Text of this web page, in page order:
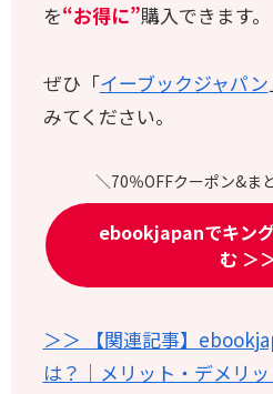
を“お得に”購入できます。
ぜひ「イーブックジャパン
みてください。
＼70％OFFクーポン&ま
ebookjapanでキン
む ＞
＞＞ 【関連記事】
は？｜メリット・デメリ